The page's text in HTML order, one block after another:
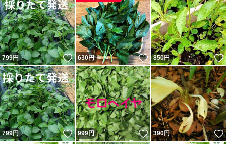
799円 いいね！
630円 いいね！
850円
799円 いいね！
999円 いいね！
390円